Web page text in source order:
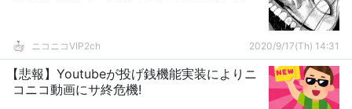
ニコニコVIP2ch 2020/9/17(Th) 14:31
【悲報】Youtubeが投げ銭機能実装によりニ
コニコ動画にサ終危機!